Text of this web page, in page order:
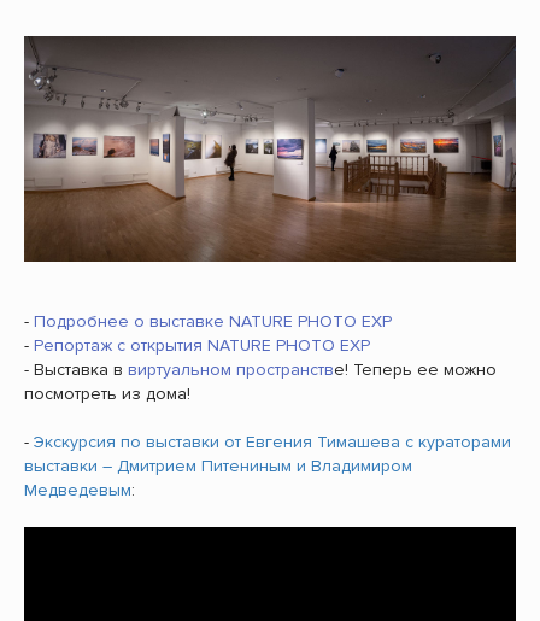
- Подробнее о выставке NATURE PHOTO EXP
- Репортаж с открытия NATURE PHOTO EXP
- Выставка в виртуальном пространстве! Теперь ее можно
посмотреть из дома!
- Экскурсия по выставки от Евгения Тимашева с кураторами
выставки – Дмитрием Питениным и Владимиром
Медведевым: